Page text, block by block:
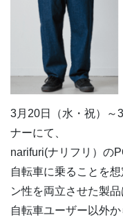
3月20日（水・祝）～
ナーにて、
narifuri(ナリフリ）の
自転車に乗ることを
ン性を両立させた製品
自転車ユーザー以外